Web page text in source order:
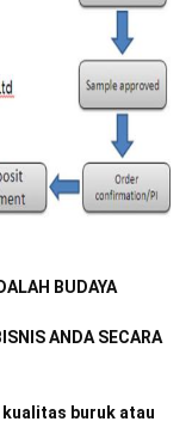
BUDAYA
ANDA SECARA
buruk atau